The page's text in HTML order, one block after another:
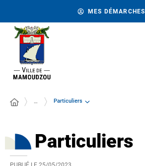
MES DÉMARCHES
… Particuliers
Particuliers